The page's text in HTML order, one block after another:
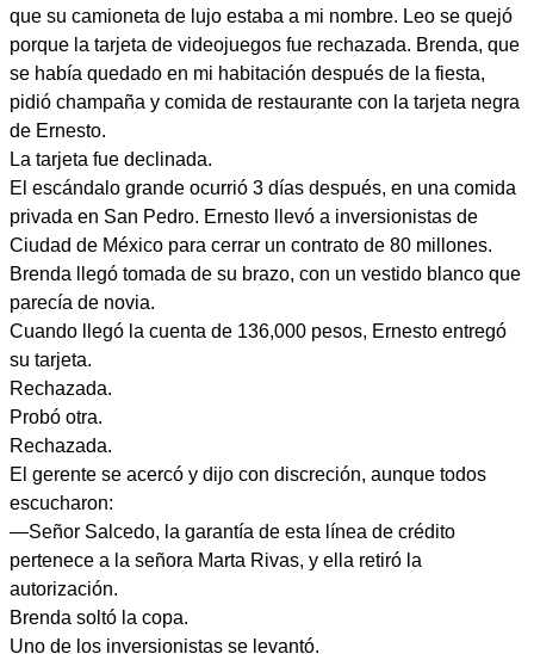
que su camioneta de lujo estaba a mi nombre. Leo se quejó
porque la tarjeta de videojuegos fue rechazada. Brenda, que
se había quedado en mi habitación después de la fiesta,
pidió champaña y comida de restaurante con la tarjeta negra
de Ernesto.
La tarjeta fue declinada.
El escándalo grande ocurrió 3 días después, en una comida
privada en San Pedro. Ernesto llevó a inversionistas de
Ciudad de México para cerrar un contrato de 80 millones.
Brenda llegó tomada de su brazo, con un vestido blanco que
parecía de novia.
Cuando llegó la cuenta de 136,000 pesos, Ernesto entregó
su tarjeta.
Rechazada.
Probó otra.
Rechazada.
El gerente se acercó y dijo con discreción, aunque todos
escucharon:
—Señor Salcedo, la garantía de esta línea de crédito
pertenece a la señora Marta Rivas, y ella retiró la
autorización.
Brenda soltó la copa.
Uno de los inversionistas se levantó.